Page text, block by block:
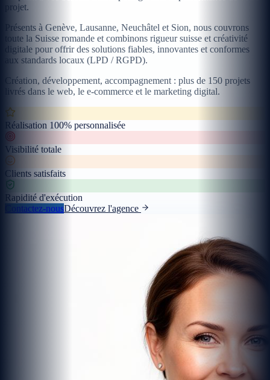
projet.
Présents à Genève, Lausanne, Neuchâtel et Sion, nous couvrons
toute la Suisse romande et combinons rigueur suisse et créativité
digitale pour offrir des solutions fiables, innovantes et conformes
aux standards locaux (LPD / RGPD).
Création, développement, accompagnement : plus de 150 projets
livrés dans le web, le e-commerce et le marketing digital.
Réalisation 100% personnalisée
Visibilité totale
Clients satisfaits
Rapidité d'exécution
Contactez-nousDécouvrez l'agence